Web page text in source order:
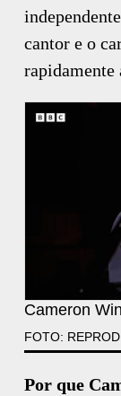
cantor e o
rapidamente
Cameron
FOTO:
Por que